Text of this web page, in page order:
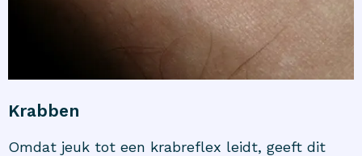
Krabben
Omdat jeuk tot een krabreflex leidt, geeft dit